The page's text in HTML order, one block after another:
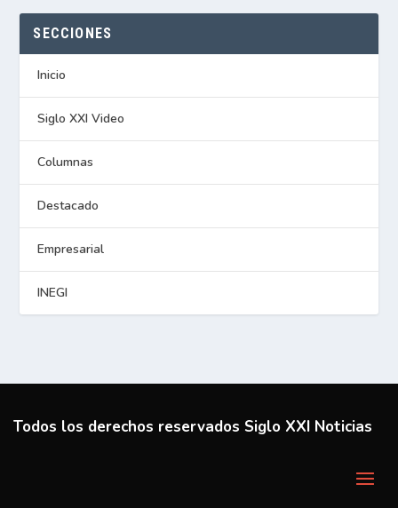
SECCIONES
Inicio
Siglo XXI Video
Columnas
Destacado
Empresarial
INEGI
Todos los derechos reservados Siglo XXI Noticias